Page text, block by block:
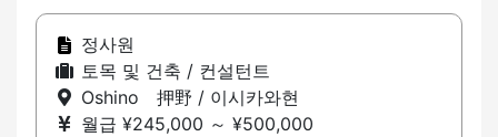
정사원
토목 및 건축 / 컨설턴트
Oshino 押野 / 이시카와현
월급 ¥245,000 ～ ¥500,000